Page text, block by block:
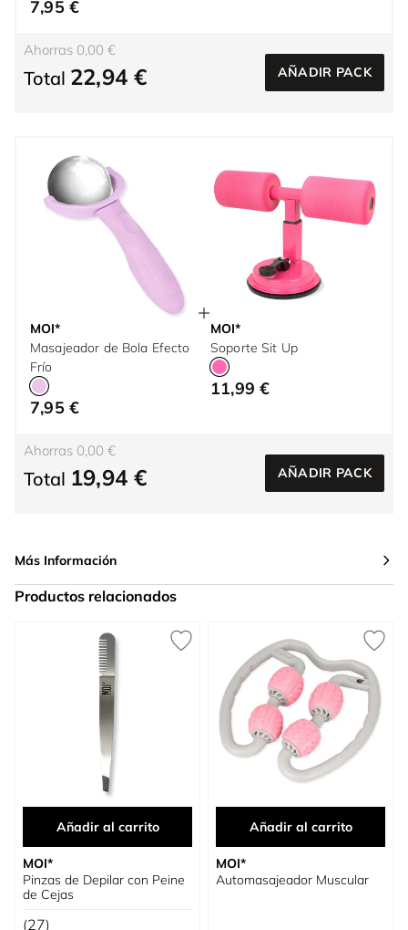
7,95 €
Ahorras 0,00 €
Total 22,94 € AÑADIR PACK
MOI*
Masajeador de Bola Efecto
Frío
7,95 €
MOI*
Soporte Sit Up
11,99 €
Ahorras 0,00 €
Total 19,94 € AÑADIR PACK
Más Información
Productos relacionados
Press to skip carousel
Añadir al carrito
MOI*
Pinzas de Depilar con Peine
de Cejas
(27)
Añadir al carrito
MOI*
Automasajeador Muscular